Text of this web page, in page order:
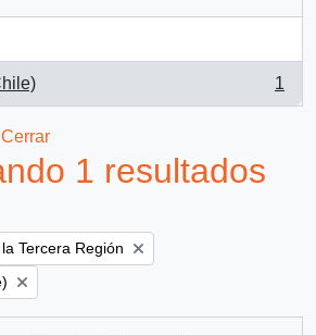
1
Cerrar
1 resultados
Tercera Región